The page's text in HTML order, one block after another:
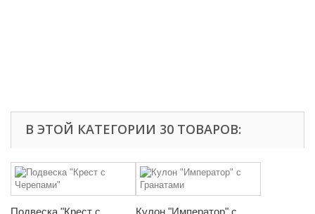
В ЭТОЙ КАТЕГОРИИ 30 ТОВАРОВ:
Подвеска "Крест с Кулон "Император" с